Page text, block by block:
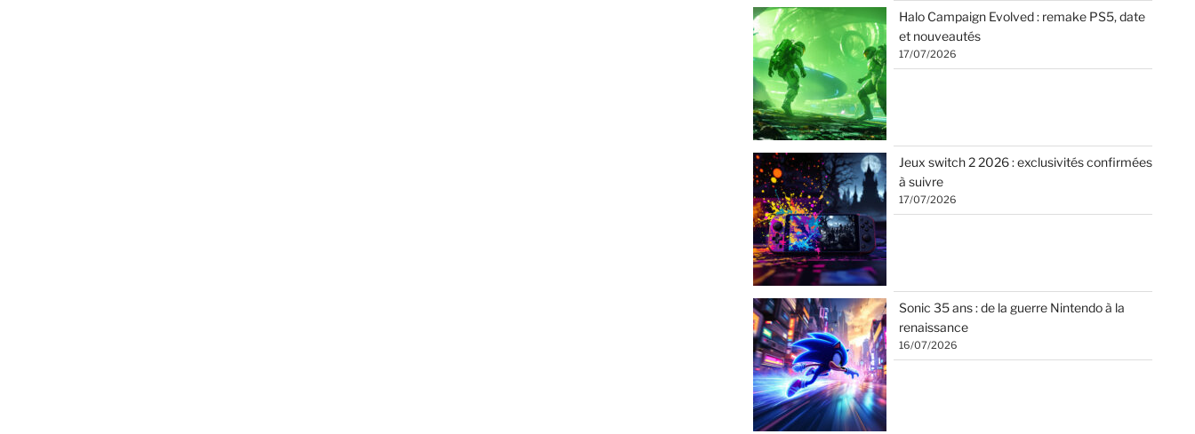
Halo Campaign Evolved : remake PS5, date
et nouveautés
17/07/2026
Jeux switch 2 2026 : exclusivités confirmées
à suivre
17/07/2026
Sonic 35 ans : de la guerre Nintendo à la
renaissance
16/07/2026